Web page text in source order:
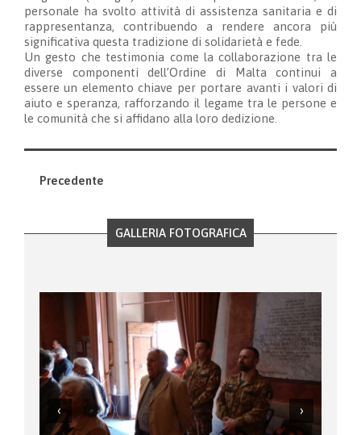
personale ha svolto attività di assistenza sanitaria e di
rappresentanza, contribuendo a rendere ancora più
significativa questa tradizione di solidarietà e fede.
Un gesto che testimonia come la collaborazione tra le
diverse componenti dell’Ordine di Malta continui a
essere un elemento chiave per portare avanti i valori di
aiuto e speranza, rafforzando il legame tra le persone e
le comunità che si affidano alla loro dedizione.
Precedente
GALLERIA FOTOGRAFICA